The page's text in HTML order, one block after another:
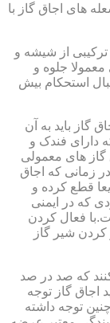
های اجاق گاز با
ترکیبی از شیشه و
جلوه و
استحکام بیش
گاز باید به آن
دارای فندک و
گاز های معمولی
زمانی که اجاق
قطع کرده و
که در ایمنی
فعال کردن
شیر گاز
که صد در صد
اجاق گاز توجه
توجه داشته